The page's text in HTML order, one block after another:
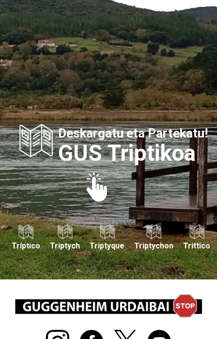
Deskargatu eta Partekatu!
GUS Triptikoa
Tríptico Triptych Triptyque Triptychon Trittico